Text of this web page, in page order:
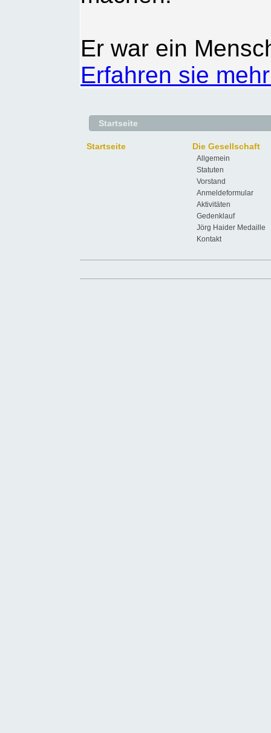
Er war ein
Erfahren sie
Startseite
Startseite Die Gesellschaft
Allgemein
Statuten
Vorstand
Anmeldeformular
Aktivitäten
Gedenklauf
Jörg Haider Medaille
Kontakt